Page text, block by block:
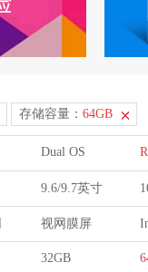
存储容量： 64GB
Dual OS
9.6/9.7英寸
视网膜屏
32GB